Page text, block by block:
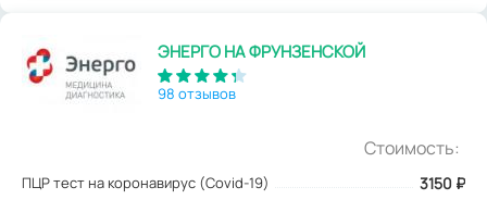
ЭНЕРГО НА ФРУНЗЕНСКОЙ
98 отзывов
Стоимость:
ПЦР тест на коронавирус (Covid-19) 3150 ₽